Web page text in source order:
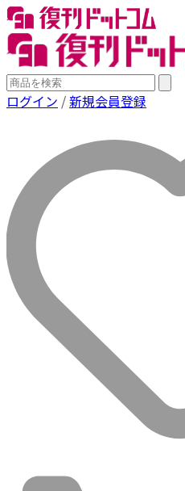
ログイン /新規会員登録